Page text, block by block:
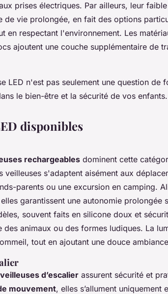
prises électriques. Par ailleurs, leur
de vie prolongée, en fait des options
en respectant l'environnement. Les
ajoutent une couche supplémentaire de
LED n'est pas seulement une question de
le bien-être et la sécurité de vos enfants.
disponibles
rechargeables dominent cette
veilleuses s'adaptent aisément aux
parents ou une excursion en camping.
garantissent une autonomie prolongée
souvent faits en silicone doux et
des animaux ou des formes ludiques. La
tout en ajoutant une douce
veilleuses d’escalier assurent sécurité et
mouvement, elles s’allument uniquement